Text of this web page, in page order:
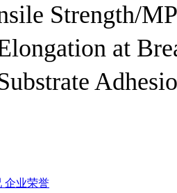
Strength/
at
企业荣誉